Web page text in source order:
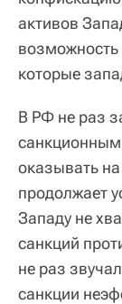
активов
возможность
которые
В РФ не раз
оказывать
продолжает
Западу не
санкций
не раз
санкции